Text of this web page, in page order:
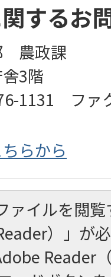
するお
農政課
3階
1131 ファ
らから
ァイルを閲
）」が
Reader